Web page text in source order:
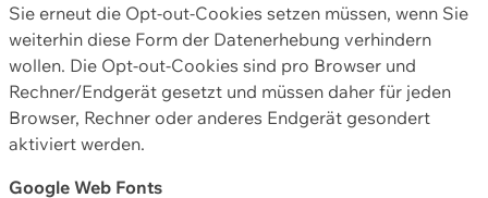
Sie erneut die Opt-out-Cookies setzen müssen, wenn Sie
weiterhin diese Form der Datenerhebung verhindern
wollen. Die Opt-out-Cookies sind pro Browser und
Rechner/Endgerät gesetzt und müssen daher für jeden
Browser, Rechner oder anderes Endgerät gesondert
aktiviert werden.
Google Web Fonts